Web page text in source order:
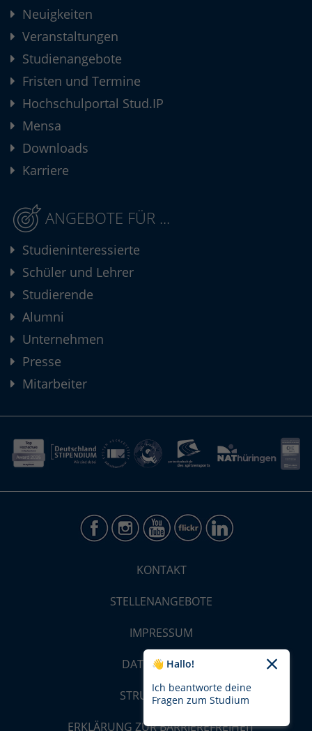
Neuigkeiten
Veranstaltungen
Studienangebote
Fristen und Termine
Hochschulportal Stud.IP
Mensa
Downloads
Karriere
ANGEBOTE FÜR ...
Studieninteressierte
Schüler und Lehrer
Studierende
Alumni
Unternehmen
Presse
Mitarbeiter
KONTAKT
STELLENANGEBOTE
IMPRESSUM
DATENSCHUTZ
STRUKTUR-MAP
ERKLÄRUNG ZUR BARRIEREFREIHEIT
👋 Hallo!
Ich beantworte deine
Fragen zum Studium